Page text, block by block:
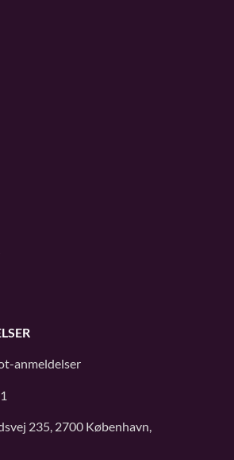
-anmeldelser
235, 2700 København,